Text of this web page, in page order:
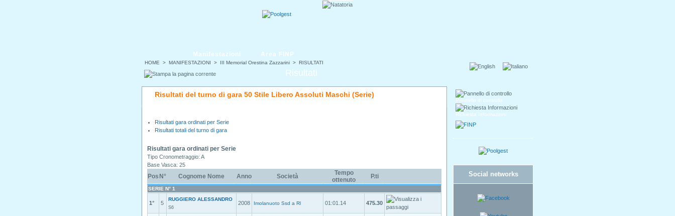
HOME > MANIFESTAZIONI > III Memorial Orestina Zazzarini > RISULTATI
Manifestazioni Area FINP
Risultati
Risultati del turno di gara 50 Stile Libero Assoluti Maschi (Serie)
Risultati gara ordinati per Serie
Risultati totali del turno di gara
Risultati gara ordinati per Serie
Tipo Cronometraggio: A
Base Vasca: 25
Pos N° Cognome Nome Anno Società
Tempo
ottenuto
P.ti
SERIE N° 1
1° 5
RUGGIERO ALESSANDRO
S6
2008 Imolanuoto Ssd a Rl 01:01.14 475.30
Pannello di controllo
Richiesta Informazioni
Social networks